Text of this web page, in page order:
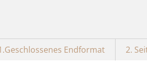
Endformat 2.